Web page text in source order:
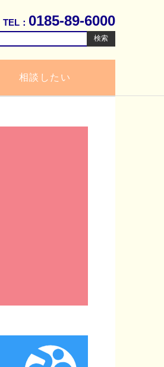
TEL： 0185-89-6000
索:
相談したい